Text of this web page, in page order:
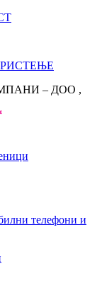
– ДОО ,
телефони и